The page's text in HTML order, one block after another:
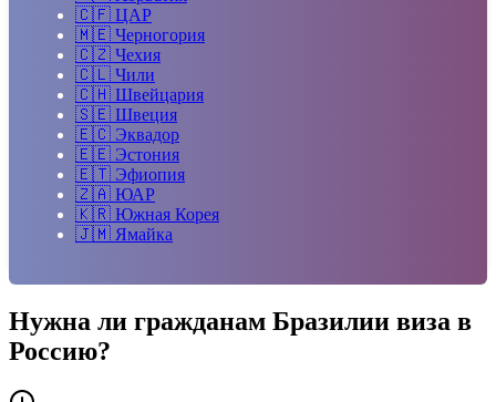
🇨🇫 ЦАР
🇲🇪 Черногория
🇨🇿 Чехия
🇨🇱 Чили
🇨🇭 Швейцария
🇸🇪 Швеция
🇪🇨 Эквадор
🇪🇪 Эстония
🇪🇹 Эфиопия
🇿🇦 ЮАР
🇰🇷 Южная Корея
🇯🇲 Ямайка
Нужна ли гражданам Бразилии виза в
Россию?